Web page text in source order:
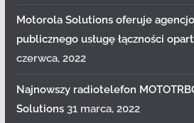
Motorola Solutions oferuje
publicznego usługę łączności
czerwca, 2022
Najnowszy radiotelefon
Solutions 31 marca, 2022